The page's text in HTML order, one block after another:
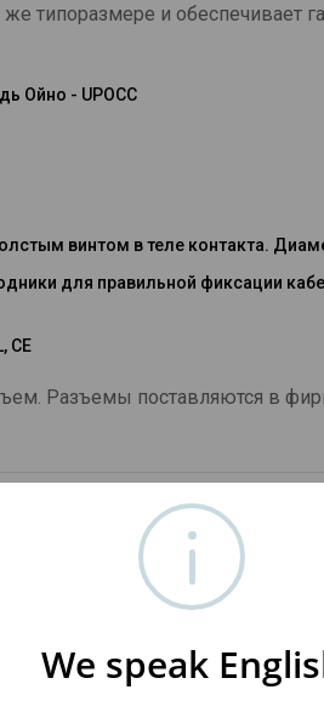
типоразмере и обеспечивает
Ойно - UPOCC
винтом в теле контакта.
для правильной фиксации
CE
Разъемы поставляются в
We speak